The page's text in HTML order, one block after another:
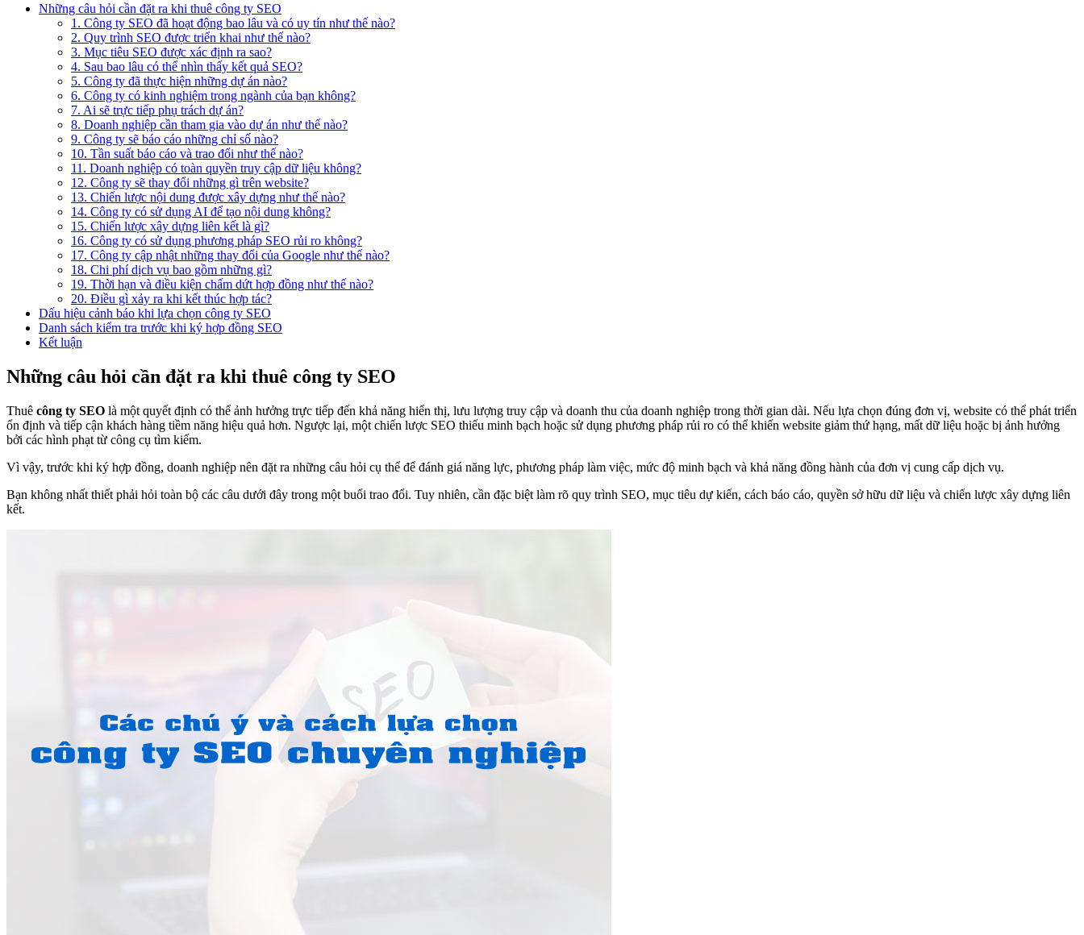
Những câu hỏi cần đặt ra khi thuê công ty SEO
1. Công ty SEO đã hoạt động bao lâu và có uy tín như thế nào?
2. Quy trình SEO được triển khai như thế nào?
3. Mục tiêu SEO được xác định ra sao?
4. Sau bao lâu có thể nhìn thấy kết quả SEO?
5. Công ty đã thực hiện những dự án nào?
6. Công ty có kinh nghiệm trong ngành của bạn không?
7. Ai sẽ trực tiếp phụ trách dự án?
8. Doanh nghiệp cần tham gia vào dự án như thế nào?
9. Công ty sẽ báo cáo những chỉ số nào?
10. Tần suất báo cáo và trao đổi như thế nào?
11. Doanh nghiệp có toàn quyền truy cập dữ liệu không?
12. Công ty sẽ thay đổi những gì trên website?
13. Chiến lược nội dung được xây dựng như thế nào?
14. Công ty có sử dụng AI để tạo nội dung không?
15. Chiến lược xây dựng liên kết là gì?
16. Công ty có sử dụng phương pháp SEO rủi ro không?
17. Công ty cập nhật những thay đổi của Google như thế nào?
18. Chi phí dịch vụ bao gồm những gì?
19. Thời hạn và điều kiện chấm dứt hợp đồng như thế nào?
20. Điều gì xảy ra khi kết thúc hợp tác?
Dấu hiệu cảnh báo khi lựa chọn công ty SEO
Danh sách kiểm tra trước khi ký hợp đồng SEO
Kết luận
Những câu hỏi cần đặt ra khi thuê công ty SEO
Thuê công ty SEO là một quyết định có thể ảnh hưởng trực tiếp đến khả năng hiển thị, lưu lượng truy cập và doanh thu của doanh nghiệp trong thời gian dài. Nếu lựa chọn đúng đơn vị, website có thể phát triển
ổn định và tiếp cận khách hàng tiềm năng hiệu quả hơn. Ngược lại, một chiến lược SEO thiếu minh bạch hoặc sử dụng phương pháp rủi ro có thể khiến website giảm thứ hạng, mất dữ liệu hoặc bị ảnh hưởng
bởi các hình phạt từ công cụ tìm kiếm.
Vì vậy, trước khi ký hợp đồng, doanh nghiệp nên đặt ra những câu hỏi cụ thể để đánh giá năng lực, phương pháp làm việc, mức độ minh bạch và khả năng đồng hành của đơn vị cung cấp dịch vụ.
Bạn không nhất thiết phải hỏi toàn bộ các câu dưới đây trong một buổi trao đổi. Tuy nhiên, cần đặc biệt làm rõ quy trình SEO, mục tiêu dự kiến, cách báo cáo, quyền sở hữu dữ liệu và chiến lược xây dựng liên
kết.